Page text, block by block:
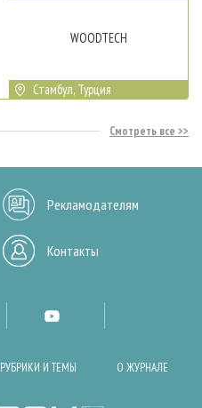
WOODTECH
Стамбул, Турция
Смотреть все
Рекламодателям
Контакты
РУБРИКИ И ТЕМЫ О ЖУРНАЛЕ